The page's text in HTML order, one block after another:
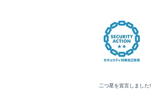
​二つ星を宣言しました!